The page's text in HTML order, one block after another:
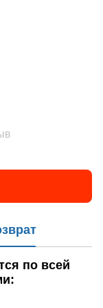
по всей